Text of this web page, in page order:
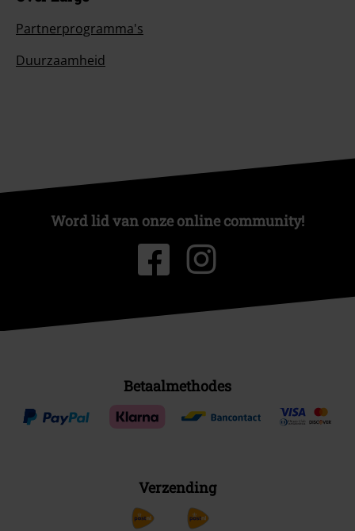
Partnerprogramma's
Duurzaamheid
Word lid van onze online community!
Betaalmethodes
Verzending